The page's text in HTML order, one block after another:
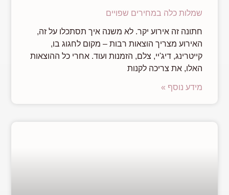
שמלות כלה במחירים שפויים
חתונה זה אירוע יקר. לא משנה איך תסתכלו על זה,
האירוע מצריך הוצאות רבות – מקום לחגוג בו,
קייטרינג, דיג'יי, צלם, הזמנות ועוד. אחרי כל ההוצאות
האלו, את צריכה לקנות
מידע נוסף »